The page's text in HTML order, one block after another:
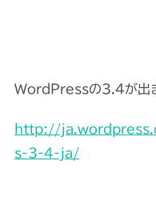
WordPressの3.4が出
http://
s-3-4-ja/